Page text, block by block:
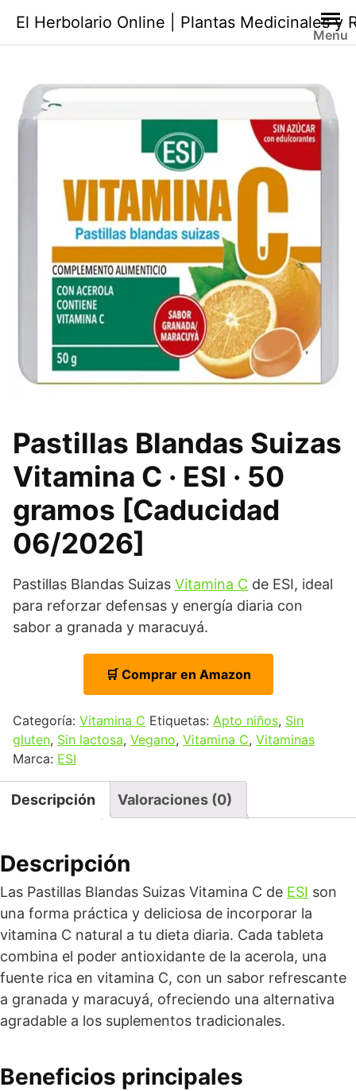
contenido
El Herbolario Online | Plantas Medicinales y
Menu
Pastillas Blandas Suizas
Vitamina C · ESI · 50
gramos [Caducidad
06/2026]
Pastillas Blandas Suizas Vitamina C de ESI, ideal
para reforzar defensas y energía diaria con
sabor a granada y maracuyá.
🛒 Comprar en Amazon
Categoría: Vitamina C Etiquetas: Apto niños, Sin
gluten, Sin lactosa, Vegano, Vitamina C, Vitaminas
Marca: ESI
Descripción Valoraciones (0)
Descripción
Las Pastillas Blandas Suizas Vitamina C de ESI son
una forma práctica y deliciosa de incorporar la
vitamina C natural a tu dieta diaria. Cada tableta
combina el poder antioxidante de la acerola, una
fuente rica en vitamina C, con un sabor refrescante
a granada y maracuyá, ofreciendo una alternativa
agradable a los suplementos tradicionales.
Beneficios principales